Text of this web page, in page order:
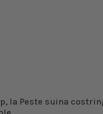
la Peste suina